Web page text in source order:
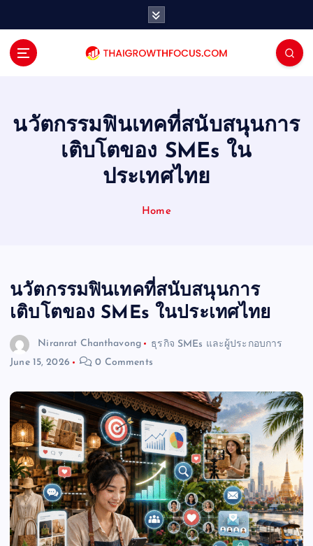
นวัตกรรมฟินเทคที่สนับสนุนการ
เติบโตของ SMEs ใน
ประเทศไทย
Home
นวัตกรรมฟินเทคที่สนับสนุนการ
เติบโตของ SMEs ในประเทศไทย
Niranrat Chanthavong
ธุรกิจ SMEs และผู้ประกอบการ
June 15, 2026
0 Comments